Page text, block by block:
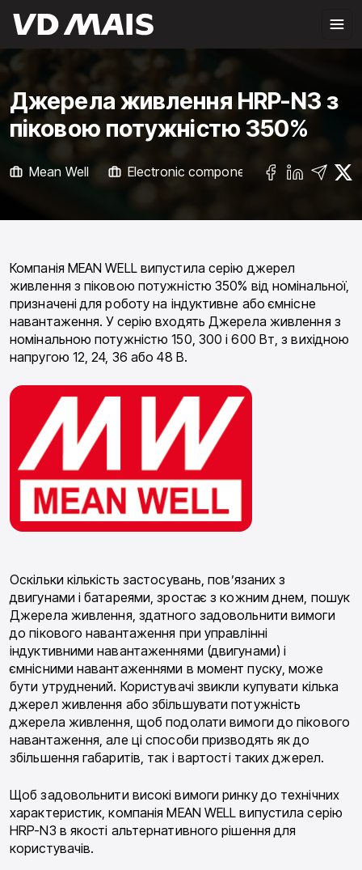
Джерела живлення HRP-N3 з
піковою потужністю 350%
Mean Well Electronic components УСІ
Компанія MEAN WELL випустила серію джерел
живлення з піковою потужністю 350% від номінальної,
призначені для роботу на індуктивне або ємнісне
навантаження. У серію входять Джерела живлення з
номінальною потужністю 150, 300 і 600 Вт, з вихідною
напругою 12, 24, 36 або 48 В.
Оскільки кількість застосувань, пов’язаних з
двигунами і батареями, зростає з кожним днем, пошук
Джерела живлення, здатного задовольнити вимоги
до пікового навантаження при управлінні
індуктивними навантаженнями (двигунами) і
ємнісними навантаженнями в момент пуску, може
бути утруднений. Користувачі звикли купувати кілька
джерел живлення або збільшувати потужність
джерела живлення, щоб подолати вимоги до пікового
навантаження, але ці способи призводять як до
збільшення габаритів, так і вартості таких джерел.
Щоб задовольнити високі вимоги ринку до технічних
характеристик, компанія MEAN WELL випустила серію
HRP-N3 в якості альтернативного рішення для
користувачів.